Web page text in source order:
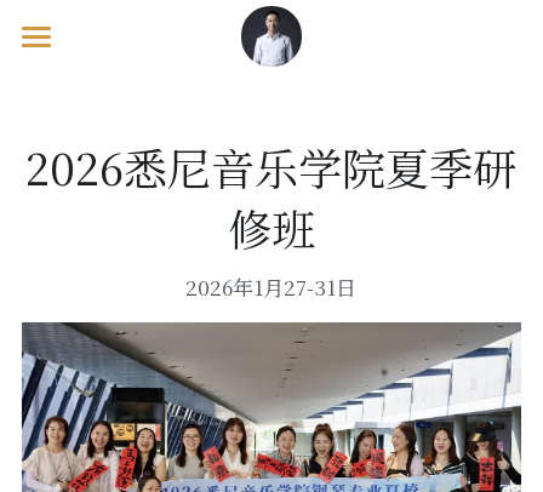
教学理论/Pedagogy Books
钢琴教材/Piano Tutor Books
考级辅导/Exam Supplements
工作坊/Workshops
马克·坦纳/Mark Tanner
英格 / Inge & 基里尔 / Kirill
佩内洛普·罗斯凯尔/Penelope Roskell
宝拉·德雷尔/Paula Dreyer
卢辛达·麦克沃斯/Lucinda MackWorth
美国/United States
英国/United Kingdom
欧洲/European Continental
2026悉尼音乐学院夏季研
修班
2026年1月27-31日